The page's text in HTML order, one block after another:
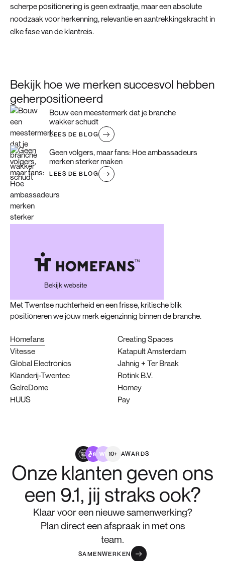
scherpe positionering is geen extraatje, maar een absolute
noodzaak voor herkenning, relevantie en aantrekkingskracht in
elke fase van de klantreis.
Bekijk hoe we merken succesvol hebben
geherpositioneerd
Bouw een meestermerk dat je branche
wakker schudt
LEES DE BLOG
Geen volgers, maar fans: Hoe ambassadeurs
merken sterker maken
LEES DE BLOG
Bekijk website
Homefans
Creating Spaces
Vitesse
Katapult Amsterdam
Global Electronics
Jahnig + Ter Braak
Klanderij-Twentec
Rotink B.V.
GelreDome
Homey
HUUS
Pay
10+ AWARDS
Onze klanten geven ons
een 9.1, jij straks ook?
Klaar voor een nieuwe samenwerking?
Plan direct een afspraak in met ons
team.
SAMENWERKEN